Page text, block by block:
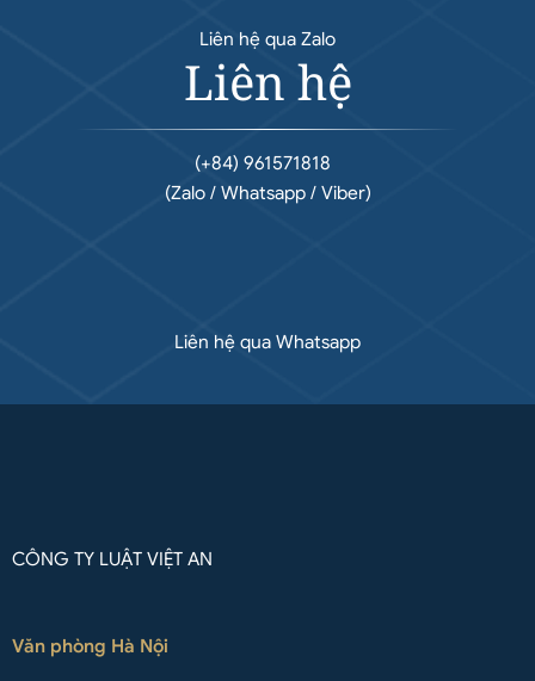
Liên hệ qua Zalo
Liên hệ
(+84) 961571818
(Zalo / Whatsapp / Viber)
Liên hệ qua Whatsapp
CÔNG TY LUẬT VIỆT AN
Văn phòng Hà Nội